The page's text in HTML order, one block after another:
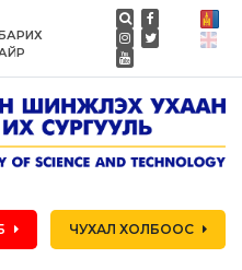
ЧУХАЛ ХОЛБООС